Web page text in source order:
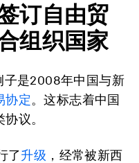
订自由贸
组织国家
子是2008年中国与新
协定。这标志着中国
议。
了升级 ，经常被新西